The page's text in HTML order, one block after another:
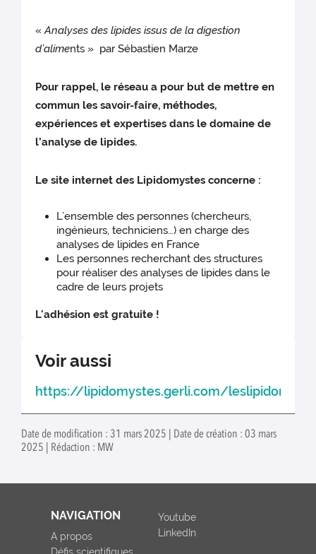
«Analyses des lipides issus de la digestion
d’aliments » par Sébastien Marze
Pour rappel, le réseau a pour but de mettre en
commun les savoir-faire, méthodes,
expériences et expertises dans le domaine de
l’analyse de lipides.
Le site internet des Lipidomystes concerne :
L’ensemble des personnes (chercheurs,
ingénieurs, techniciens…) en charge des
analyses de lipides en France
Les personnes recherchant des structures
pour réaliser des analyses de lipides dans le
cadre de leurs projets
L'adhésion est gratuite !
Voir aussi
https://lipidomystes.gerli.com/
Date de modification : 31 mars 2025 | Date de création : 03 mars
2025 | Rédaction : MW
NAVIGATION
A propos
Youtube
LinkedIn